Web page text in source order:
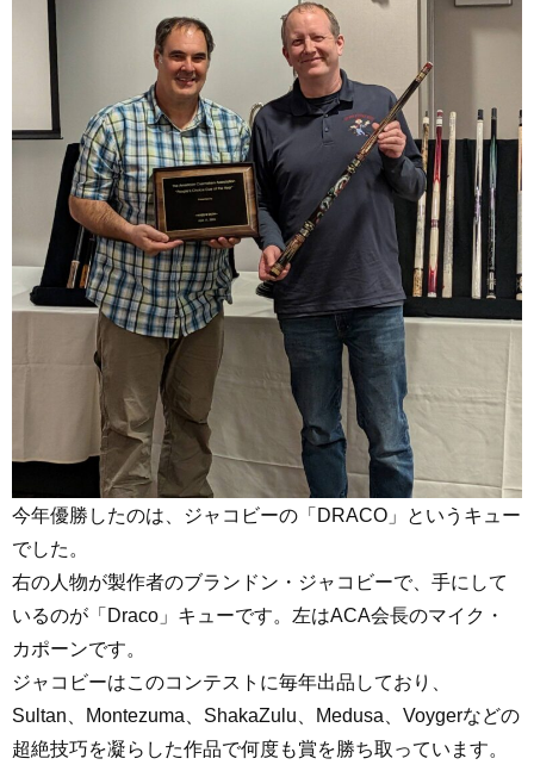
今年優勝したのは、ジャコビーの「DRACO」というキュー
でした。
右の人物が製作者のブランドン・ジャコビーで、手にして
いるのが「Draco」キューです。左はACA会長のマイク・
カポーンです。
ジャコビーはこのコンテストに毎年出品しており、
Sultan、Montezuma、ShakaZulu、Medusa、Voygerなどの
超絶技巧を凝らした作品で何度も賞を勝ち取っています。